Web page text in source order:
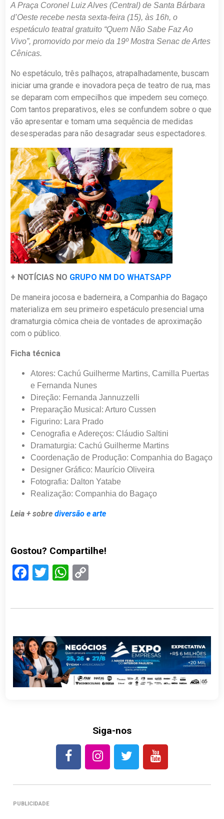
A Praça Coronel Luiz Alves (Central) de Santa Bárbara
d’Oeste recebe nesta sexta-feira (15), às 16h, o
espetáculo teatral gratuito “Quem Não Sabe Faz Ao
Vivo”, promovido por meio da 19º Mostra Senac de Artes
Cênicas.
No espetáculo, três palhaços, atrapalhadamente, buscam
iniciar uma grande e inovadora peça de teatro de rua, mas
se deparam com empecilhos que impedem seu começo.
Com tantos preparativos, eles se confundem sobre o que
vão apresentar e tomam uma sequência de medidas
desesperadas para não desagradar seus espectadores.
+ NOTÍCIAS NO GRUPO NM DO WHATSAPP
De maneira jocosa e baderneira, a Companhia do Bagaço
materializa em seu primeiro espetáculo presencial uma
dramaturgia cômica cheia de vontades de aproximação
com o público.
Ficha técnica
Atores: Cachú Guilherme Martins, Camilla Puertas
e Fernanda Nunes
Direção: Fernanda Jannuzzelli
Preparação Musical: Arturo Cussen
Figurino: Lara Prado
Cenografia e Adereços: Cláudio Saltini
Dramaturgia: Cachú Guilherme Martins
Coordenação de Produção: Companhia do Bagaço
Designer Gráfico: Maurício Oliveira
Fotografia: Dalton Yatabe
Realização: Companhia do Bagaço
Leia + sobrediversão e arte
Gostou? Compartilhe!
Facebook
TwitterWhatsApp
Siga-nos
PUBLICIDADE